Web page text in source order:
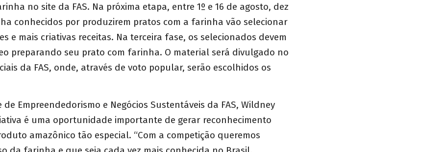
no site da FAS. Na próxima etapa, entre 1º e 16 de agosto, dez
conhecidos por produzirem pratos com a farinha vão selecionar
e mais criativas receitas. Na terceira fase, os selecionados devem
preparando seu prato com farinha. O material será divulgado no
da FAS, onde, através de voto popular, serão escolhidos os
de Empreendedorismo e Negócios Sustentáveis da FAS, Wildney
é uma oportunidade importante de gerar reconhecimento
amazônico tão especial. “Com a competição queremos